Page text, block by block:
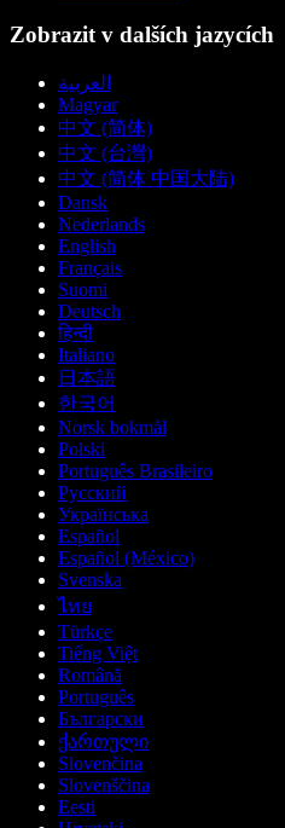
Zobrazit v dalších jazycích
العربية
Magyar
中文 (简体)
中文 (台灣)
中文 (简体 中国大陆)
Dansk
Nederlands
English
Français
Suomi
Deutsch
हिन्दी
Italiano
日本語
한국어
Norsk bokmål
Polski
Português Brasileiro
Русский
Українська
Español
Español (México)
Svenska
ไทย
Türkçe
Tiếng Việt
Română
Português
Български
ქართული
Slovenčina
Slovenščina
Eesti